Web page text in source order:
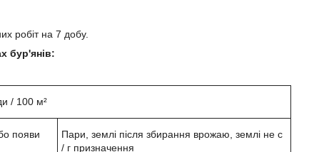
робіт на 7 добу.
бур'янів:
/ 100 м²
появи
Пари, землі після збирання врожаю, землі не с
/ г призначення